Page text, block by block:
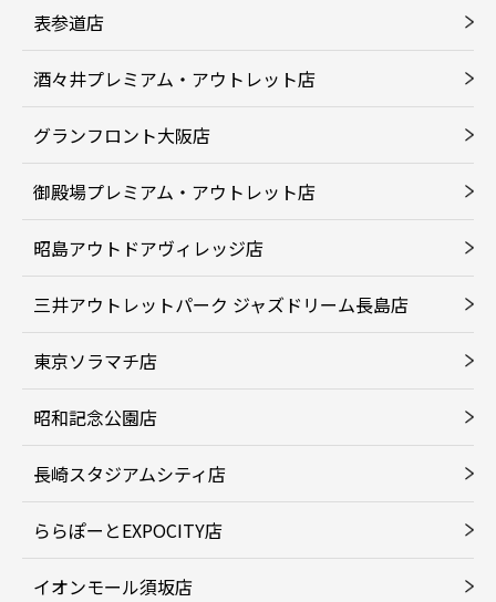
表参道店
酒々井プレミアム・アウトレット店
グランフロント大阪店
御殿場プレミアム・アウトレット店
昭島アウトドアヴィレッジ店
三井アウトレットパーク ジャズドリーム長島店
東京ソラマチ店
昭和記念公園店
長崎スタジアムシティ店
ららぽーとEXPOCITY店
イオンモール須坂店